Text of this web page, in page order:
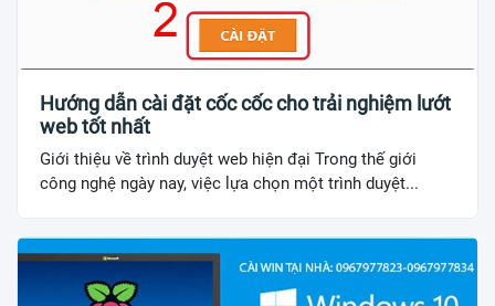
Hướng dẫn cài đặt cốc cốc cho trải nghiệm lướt
web tốt nhất
Giới thiệu về trình duyệt web hiện đại Trong thế giới
công nghệ ngày nay, việc lựa chọn một trình duyệt...